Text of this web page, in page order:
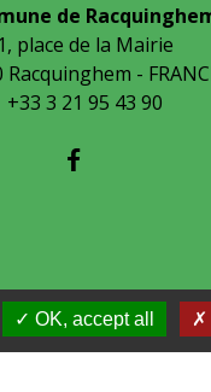
de
1, place de la Mairie
Racquinghem -
+33 3 21 95 43 90
OK, accept all